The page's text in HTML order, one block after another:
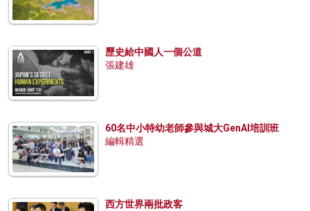
歷史給中國人一個公道
張建雄
60名中小特幼老師參與城大GenAI培訓班
編輯精選
西方世界兩批政客